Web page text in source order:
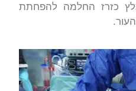
כזרז החלמה להפחתת